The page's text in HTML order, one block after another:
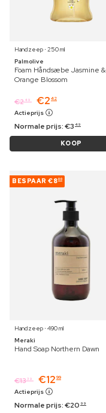
Handzeep ⋅ 250 ml
Palmolive
Foam Håndsæbe Jasmine &
Orange Blossom
€2 49 €2 42
Actieprijs
Normale prijs:€3 49
KOOP
BESPAAR €800
Handzeep ⋅ 490 ml
Meraki
Hand Soap Northern Dawn
€1339 €12 99
Actieprijs
Normale prijs:€20 99